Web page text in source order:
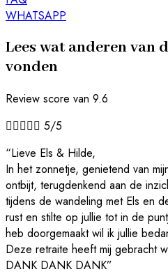
WHATSAPP
Lees wat anderen van
vonden
Review score van 9.6
 5/5
“Lieve Els & Hilde,
In het zonnetje, genietend van
ontbijt, terugdenkend aan de
tijdens de wandeling met Els en
rust en stilte op jullie tot in de
heb doorgemaakt wil ik jullie
Deze retraite heeft mij gebracht
DANK DANK DANK”